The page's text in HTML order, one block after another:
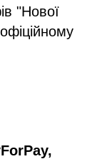
"Нової